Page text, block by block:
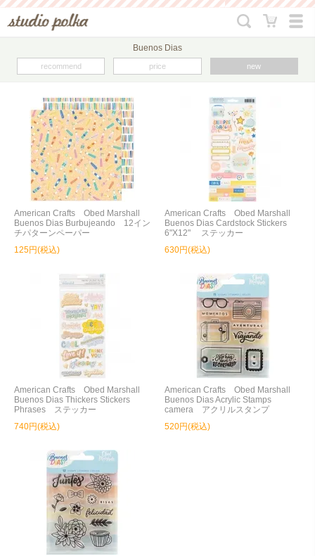
Buenos Dias
recommend price new
American Crafts Obed Marshall
Buenos Dias Burbujeando 12イン
チパターンペーパー
125円(税込)
American Crafts Obed Marshall
Buenos Dias Cardstock Stickers
6"X12" ステッカー
630円(税込)
American Crafts Obed Marshall
Buenos Dias Thickers Stickers
Phrases ステッカー
740円(税込)
American Crafts Obed Marshall
Buenos Dias Acrylic Stamps
camera アクリルスタンプ
520円(税込)